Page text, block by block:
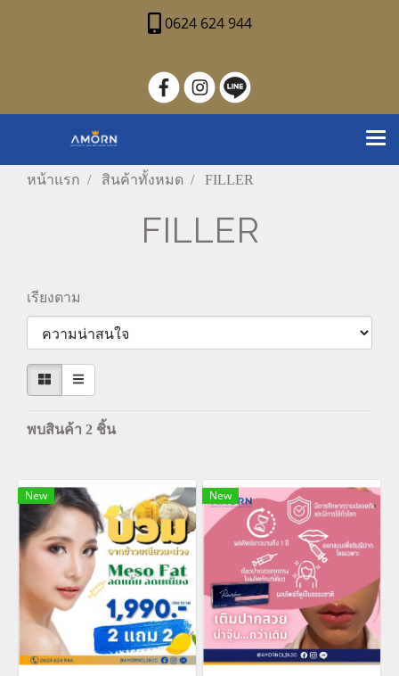
0624 624 944
หน้าแรก สินค้าทั้งหมด FILLER
FILLER
เรียงตาม
พบสินค้า 2 ชิ้น
New New